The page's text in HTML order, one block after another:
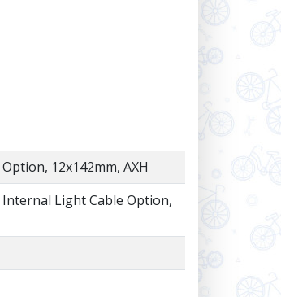
12x142mm, AXH
Light Cable Option,